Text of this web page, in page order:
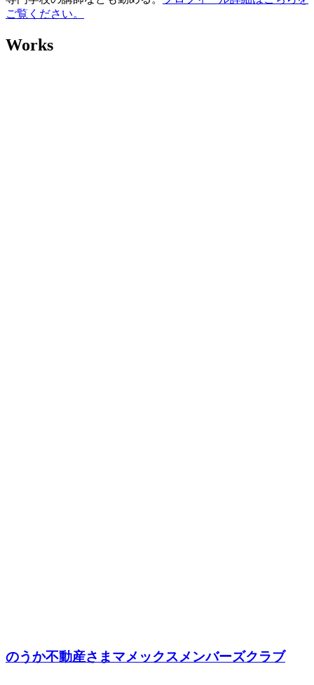
ご覧ください。
Works
のうか不動産さまマメックスメンバーズクラブ